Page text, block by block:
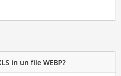
in un file WEBP?